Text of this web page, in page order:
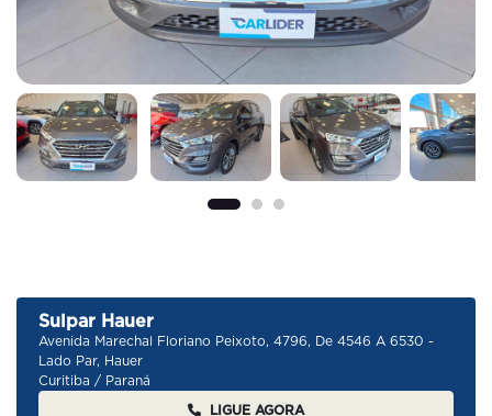
Sulpar Hauer
Avenida Marechal Floriano Peixoto, 4796, De 4546 A 6530 -
Lado Par, Hauer
Curitiba / Paraná
LIGUE AGORA